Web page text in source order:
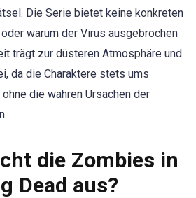
Die Serie bietet keine konkreten
warum der Virus ausgebrochen
trägt zur düsteren Atmosphäre und
da die Charaktere stets ums
die wahren Ursachen der
die Zombies in
Dead aus?